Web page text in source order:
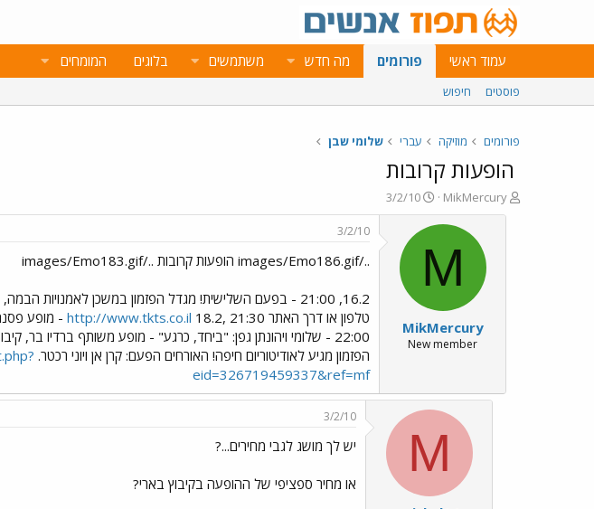
עמוד ראשי פורומים מה חדש משתמשים בלוגים המומחים
פוסטים חיפוש
פורומים מוזיקה עברי שלומי שבן
הופעות קרובות
פ
ו
MikMercury
פ
ו
ר
א
ר
י
3/2/10
M
MikMercury
New member
3/2/10
../images/Emo186.gif הופעות קרובות ../images/Emo183.gif
טלפון או דרך האתר
http://www.tkts.co.il
22:00 - שלומי ויהונתן גפן: "ביחד, כרגע" - מופע משותף ברדיו בר, קיבוץ בית קשת. לוח ההופעות ברדיו בר:
הפזמון מגיע לאודיטוריום חיפה! האורחים הפעם: קרן אן ויוני רכטר.
eid=326719459337&ref=mf
M
3/2/10
יש לך מושג לגבי מחירים...?
או מחיר ספציפי של ההופעה בקיבוץ בארי?